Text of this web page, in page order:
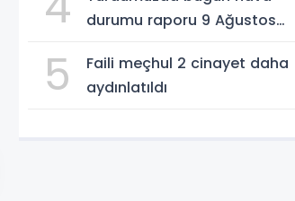
durumu raporu 9 Ağustos
5
Faili meçhul 2 cinayet daha
aydınlatıldı